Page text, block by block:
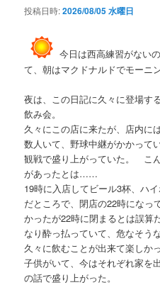
投稿日時:2026/08/05 水曜日
今日は西高練習がない
て、朝はマクドナルドでモーニン
夜は、この日記に久々に登場す
飲み会。
久々にこの店に来たが、店内に
数人いて、野球中継がかかって
観戦で盛り上がっていた。 こ
があったとは……
19時に入店してビール3杯、ハ
だところで、閉店の22時にな
かったが22時に閉まるとは誤
なり酔っ払っていて、危なそう
久々に飲むことが出来て楽し
子供がいて、今はそれぞれ家を
の話で盛り上がった。